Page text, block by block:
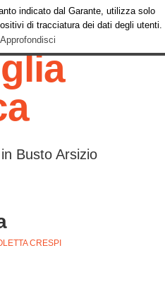
Busto Arsizio
CRESPI
indicato dal Garante, utilizza solo
di tracciatura dei dati degli utenti.
Approfondisci